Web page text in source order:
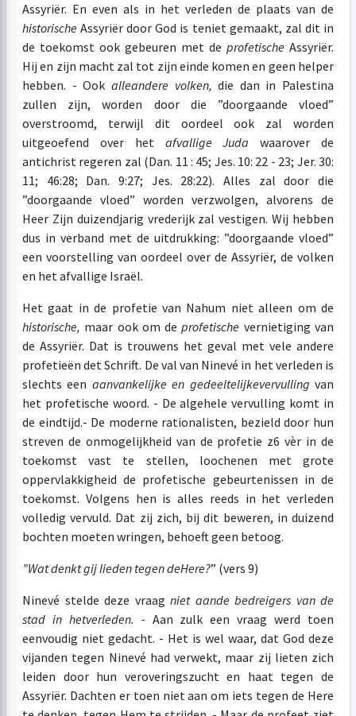
Assyriër. En even als in het verleden de plaats van de
historischeAssyriër door God is teniet gemaakt, zal dit in
de toekomst ook gebeuren met de profetische Assyriër.
Hij en zijn macht zal tot zijn einde komen en geen helper
hebben. - Ook alleandere volken,die dan in Palestina
zullen zijn, worden door die ”doorgaande vloed”
overstroomd, terwijl dit oordeel ook zal worden
uitgeoefend over het afvallige Judawaarover de
antichrist regeren zal (Dan. 11 : 45; Jes. 10: 22 - 23; Jer. 30:
11; 46:28; Dan. 9:27; Jes. 28:22). Alles zal door die
”doorgaande vloed” worden verzwolgen, alvorens de
Heer Zijn duizendjarig vrederijk zal vestigen. Wij hebben
dus in verband met de uitdrukking: ”doorgaande vloed”
een voorstelling van oordeel over de Assyriër, de volken
en het afvallige Israël.
Het gaat in de profetie van Nahum niet alleen om de
historische, maar ook om deprofetische vernietiging van
de Assyriër. Dat is trouwens het geval met vele andere
profetieën det Schrift. De val van Ninevé in het verleden is
slechts een aanvankelijke en gedeeltelijkevervullingvan
het profetische woord. - De algehele vervulling komt in
de eindtijd.- De moderne rationalisten, bezield door hun
streven de onmogelijkheid van de profetie z6 vèr in de
toekomst vast te stellen, loochenen met grote
oppervlakkigheid de profetische gebeurtenissen in de
toekomst. Volgens hen is alles reeds in het verleden
volledig vervuld. Dat zij zich, bij dit beweren, in duizend
bochten moeten wringen, behoeft geen betoog.
”Wat denkt gij lieden tegen deHere?” (vers 9)
Ninevé stelde deze vraag niet aande bedreigers van de
stad in hetverleden. - Aan zulk een vraag werd toen
eenvoudig niet gedacht. - Het is wel waar, dat God deze
vijanden tegen Ninevé had verwekt, maar zij lieten zich
leiden door hun veroveringszucht en haat tegen de
Assyriër. Dachten er toen niet aan om iets tegen de Here